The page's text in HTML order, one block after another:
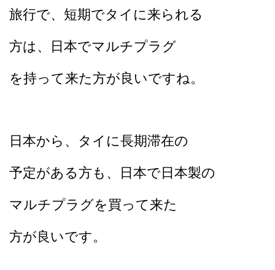
旅行で、短期でタイに来られる
方は、日本でマルチプラグ
を持って来た方が良いですね。
日本から、タイに長期滞在の
予定がある方も、日本で日本製の
マルチプラグを買って来た
方が良いです。